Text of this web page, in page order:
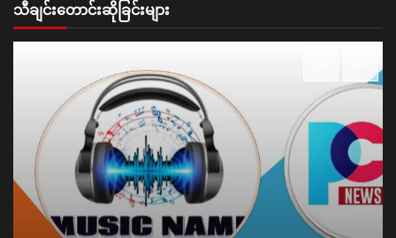
သီချင်းတောင်းဆိုခြင်းများ